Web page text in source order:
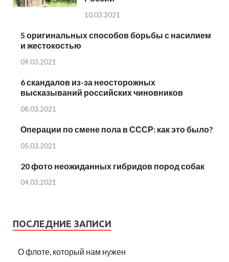
10.03.2021
5 оригинальных способов борьбы с насилием
и жестокостью
09.03.2021
6 скандалов из-за неосторожных
высказываний российских чиновников
08.03.2021
Операции по смене пола в СССР: как это было?
05.03.2021
20 фото неожиданных гибридов пород собак
04.03.2021
ПОСЛЕДНИЕ ЗАПИСИ
О флоте, который нам нужен